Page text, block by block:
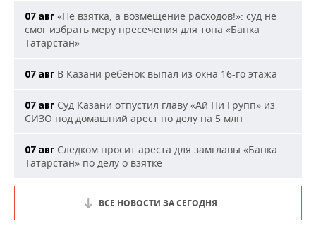
07 авг «Не взятка, а возмещение расходов!»: суд не
смог избрать меру пресечения для топа «Банка
Татарстан»
07 авг В Казани ребенок выпал из окна 16-го этажа
07 авг Суд Казани отпустил главу «Ай Пи Групп» из
СИЗО под домашний арест по делу на 5 млн
07 авг Следком просит ареста для замглавы «Банка
Татарстан» по делу о взятке
ВСЕ НОВОСТИ ЗА СЕГОДНЯ